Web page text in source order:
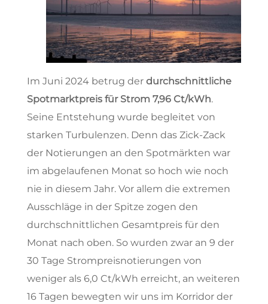
Im Juni 2024 betrug der durchschnittliche
Spotmarktpreis für Strom 7,96 Ct/kWh.
Seine Entstehung wurde begleitet von
starken Turbulenzen. Denn das Zick-Zack
der Notierungen an den Spotmärkten war
im abgelaufenen Monat so hoch wie noch
nie in diesem Jahr. Vor allem die extremen
Ausschläge in der Spitze zogen den
durchschnittlichen Gesamtpreis für den
Monat nach oben. So wurden zwar an 9 der
30 Tage Strompreisnotierungen von
weniger als 6,0 Ct/kWh erreicht, an weiteren
16 Tagen bewegten wir uns im Korridor der